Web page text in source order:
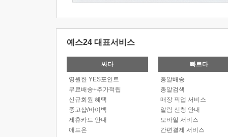
예스24 대표서비스
싸다
영원한 YES포인트
무료배송+추가적립
신규회원 혜택
중고샵/바이백
제휴카드 안내
애드온
빠르다
총알배송
총알검색
매장 픽업 서비스
알림 신청 안내
모바일 서비스
간편결제 서비스